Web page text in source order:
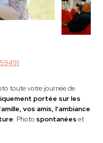
toute votre journée de
portée sur les
vos amis, l'ambiance
. Photo spontanées et